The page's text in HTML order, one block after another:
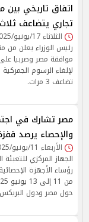
اتفاق تاريخي بين
تجاري يتضاعف
الثلاثاء 17/يونيو/2025 - 07:06 م
رئيس الوزراء يعلن من
موافقة مصر وصربيا على
لإلغاء الرسوم الجمركية
تضاعف 3 مرات.
مصر تشارك في
والإحصاء يرصد
الأربعاء 11/يونيو/2025 - 12:55 م
الجهاز المركزي
رؤساء الأجهزة
حول مصر ودول البريكس